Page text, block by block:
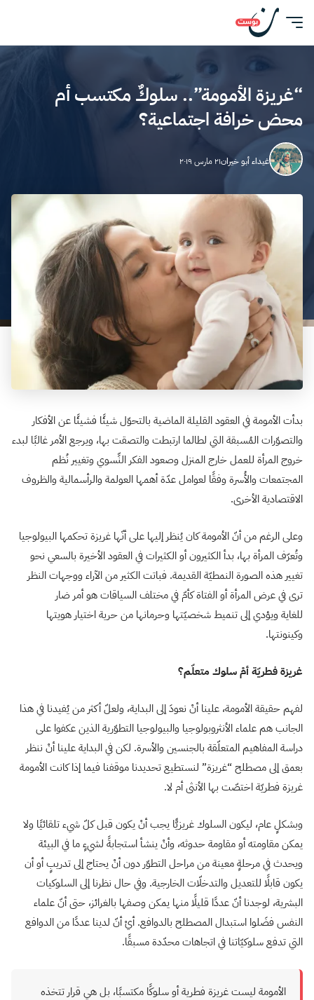
“غريزة الأمومة”.. سلوكٌ مكتسب أم
محض خرافة اجتماعية؟
غيداء أبو خيران٢١ مارس ٢٠١٩
بدأت الأمومة في العقود القليلة الماضية بالتحوّل شيئًا فشيئًا عن الأفكار
والتصوّرات المُسبقة التي لطالما ارتبطت والتصقت بها، ويرجع الأمر غالبًا لبدء
خروج المرأة للعمل خارج المنزل وصعود الفكر النِّسوي وتغيير نُظم
المجتمعات والأُسرة وفقًا لعوامل عدّة أهمها العولمة والرأسمالية والظروف
الاقتصادية الأخرى.
وعلى الرغم من أنّ الأمومة كان يُنظر إليها على أنّها غريزة تحكمها البيولوجيا
وتُعرّف المرأة بها، بدأ الكثيرون أو الكثيرات في العقود الأخيرة بالسعي نحو
تغيير هذه الصورة النمطيّة القديمة. فباتت الكثير من الآراء ووجهات النظر
ترى في عرض المرأة أو الفتاة كأمّ في مختلف السياقات هو أمر ضار
للغاية ويؤدي إلى تنميط شخصيّتها وحرمانها من حرية اختيار هويتها
وكينونتها.
غريزة فطريّة أمْ سلوك متعلّم؟
لفهم حقيقة الأمومة، علينا أنْ نعودَ إلى البداية، ولعلّ أكثر من يُفيدنا في هذا
الجانب هم علماء الأنثروبولوجيا والبيولوجيا التطوّرية الذين عكفوا على
دراسة المفاهيم المتعلّقة بالجنسين والأسرة. لكن في البداية علينا أنْ ننظر
بعمق إلى مصطلح “غريزة” لنستطيع تحديدنا موقفنا فيما إذا كانت الأمومة
غريزة فطريّة اختصّت بها الأنثى أم لا.
وبشكلٍ عام، ليكون السلوك غريزيًّا يجب أنْ يكون قبل كلّ شيء تلقائيًا ولا
يمكن مقاومته أو مقاومة حدوثه، وأنْ ينشأ استجابةً لشيءٍ ما في البيئة
ويحدث في مرحلةٍ معينة من مراحل التطوّر دون أنْ يحتاج إلى تدريبٍ أو أن
يكون قابلًا للتعديل والتدخلّات الخارجية. وفي حال نظرنا إلى السلوكيات
البشرية، لوجدنا أنّ عددًا قليلًا منها يمكن وصفها بالغرائز، حتى أنّ علماء
النفس فضَلوا استبدال المصطلح بالدوافع. أيْ أنّ لدينا عددًا من الدوافع
التي تدفع سلوكيّاتنا في اتجاهات محدّدة مسبقًا.
الأمومة ليست غريزة فطرية أو سلوكًا مكتسبًا، بل هي قرار تتخذه